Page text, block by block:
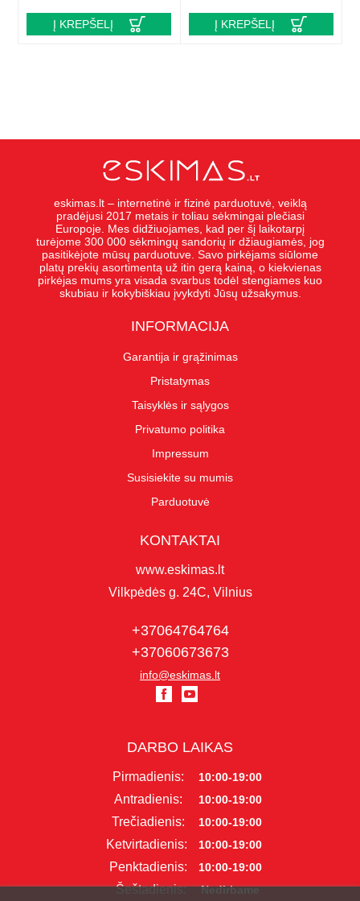
Į KREPŠELĮ Į KREPŠELĮ
eskimas.lt – internetinė ir fizinė parduotuvė, veiklą
pradėjusi 2017 metais ir toliau sėkmingai plečiasi
Europoje. Mes didžiuojames, kad per šį laikotarpį
turėjome 300 000 sėkmingų sandorių ir džiaugiamės, jog
pasitikėjote mūsų parduotuve. Savo pirkėjams siūlome
platų prekių asortimentą už itin gerą kainą, o kiekvienas
pirkėjas mums yra visada svarbus todėl stengiames kuo
skubiau ir kokybiškiau įvykdyti Jūsų užsakymus.
INFORMACIJA
Garantija ir grąžinimas
Pristatymas
Taisyklės ir sąlygos
Privatumo politika
Impressum
Susisiekite su mumis
Parduotuvė
KONTAKTAI
www.eskimas.lt
Vilkpėdės g. 24C, Vilnius
+37064764764
+37060673673
info@eskimas.lt
DARBO LAIKAS
Pirmadienis: 10:00-19:00
Antradienis: 10:00-19:00
Trečiadienis: 10:00-19:00
Ketvirtadienis: 10:00-19:00
Penktadienis: 10:00-19:00
Šeštadienis: Nedirbame